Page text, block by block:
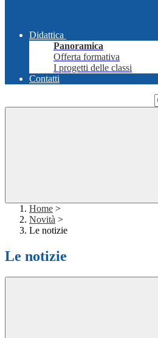
Didattica
Panoramica
Offerta formativa
I progetti delle classi
Contatti
Home >
Novità >
Le notizie
Le notizie